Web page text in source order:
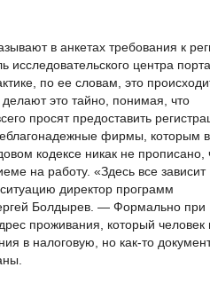
в анкетах требования к
исследовательского центра
по ее словам, это
это тайно, понимая, что
просят предоставить
фирмы, которым
кодексе никак не прописано,
на работу. «Здесь все зависит
директор программ
Болдырев. — Формально при
проживания, который человек
в налоговую, но как-то